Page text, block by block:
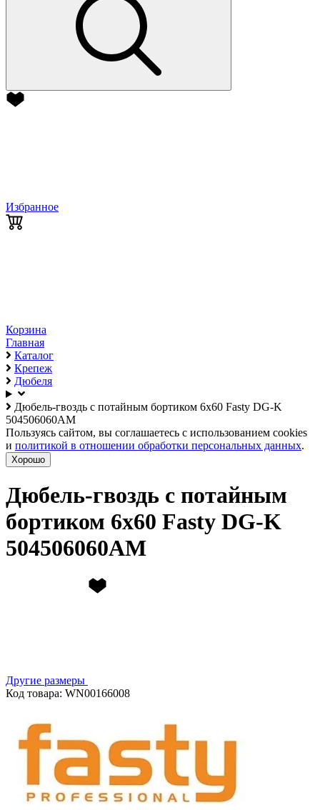
Избранное
Корзина
Главная
Каталог
Крепеж
Дюбеля
Дюбель-гвоздь с потайным бортиком 6х60 Fasty DG-K
504506060AM
Пользуясь сайтом, вы соглашаетесь с использованием cookies
и политикой в отношении обработки персональных данных.
Хорошо
Дюбель-гвоздь с потайным
бортиком 6х60 Fasty DG-K
504506060AM
Другие размеры
Код товара: WN00166008